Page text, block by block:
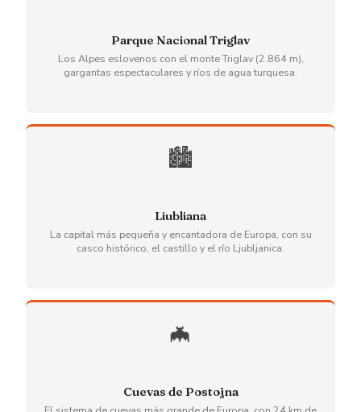
Parque Nacional Triglav
Los Alpes eslovenos con el monte Triglav (2.864 m),
gargantas espectaculares y ríos de agua turquesa.
🏙️
Liubliana
La capital más pequeña y encantadora de Europa, con su
casco histórico, el castillo y el río Ljubljanica.
🦇
Cuevas de Postojna